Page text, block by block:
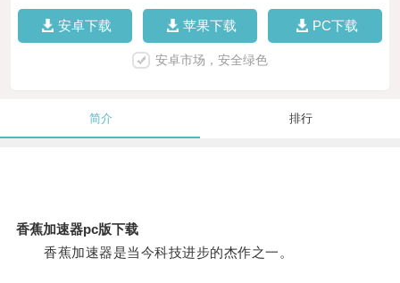
安卓下载 苹果下载 PC下载
安卓市场，安全绿色
简介 排行
香蕉加速器pc版下载
香蕉加速器是当今科技进步的杰作之一。